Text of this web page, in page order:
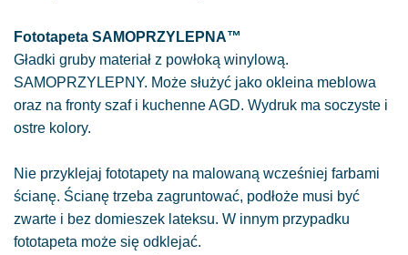
Fototapeta SAMOPRZYLEPNA™
Gładki gruby materiał z powłoką winylową.
SAMOPRZYLEPNY. Może służyć jako okleina meblowa
oraz na fronty szaf i kuchenne AGD. Wydruk ma soczyste i
ostre kolory.
Nie przyklejaj fototapety na malowaną wcześniej farbami
ścianę. Ścianę trzeba zagruntować, podłoże musi być
zwarte i bez domieszek lateksu. W innym przypadku
fototapeta może się odklejać.